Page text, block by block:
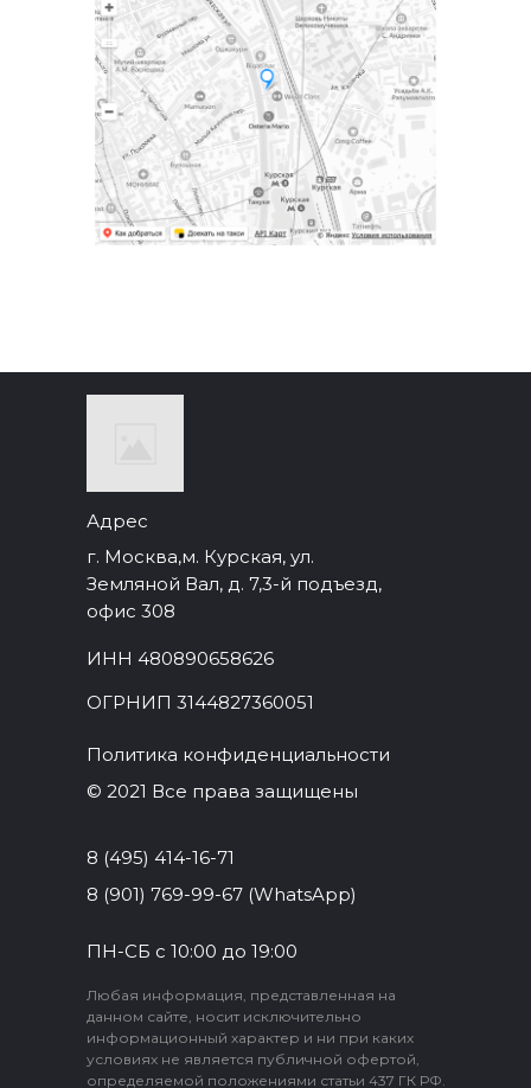
Адрес
г. Москва,м. Курская, ул.
Земляной Вал, д. 7,3-й подъезд,
офис 308
ИНН 480890658626
ОГРНИП 3144827360051
Политика конфиденциальности
© 2021 Все права защищены
8 (495) 414-16-71
8 (901) 769-99-67 (WhatsApp)
ПН-СБ с 10:00 до 19:00
Любая информация, представленная на
данном сайте, носит исключительно
информационный характер и ни при каких
условиях не является публичной офертой,
определяемой положениями статьи 437 ГК РФ.